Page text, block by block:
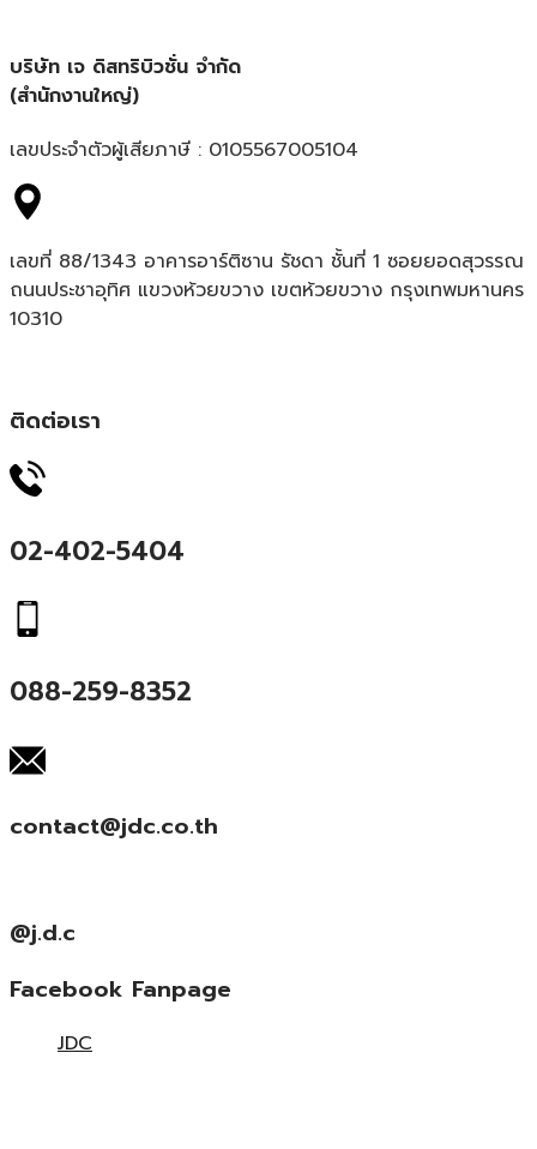
บริษัท เจ ดิสทริบิวชั่น จำกัด
(สำนักงานใหญ่)
เลขประจำตัวผู้เสียภาษี : 0105567005104
เลขที่ 88/1343 อาคารอาร์ติซาน รัชดา ชั้นที่ 1 ซอยยอดสุวรรณ
ถนนประชาอุทิศ แขวงห้วยขวาง เขตห้วยขวาง กรุงเทพมหานคร
10310
ติดต่อเรา
02-402-5404
088-259-8352
contact@jdc.co.th
@j.d.c
Facebook Fanpage
JDC